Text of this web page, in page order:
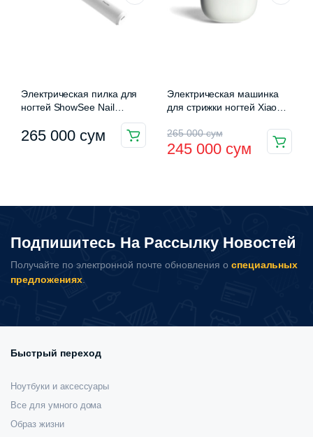
Электрическая пилка для
ногтей ShowSee Nail
265 000 сум
Электрическая машинка
для стрижки ногтей Xiaomi
Clipper (SMNC01)
265 000сум
Первоначальная
цена
265
245 000 сум
Текущая
цена:
000 сум.
Подпишитесь На Рассылку Новостей
Получайте по электронной почте обновления о специальных
предложениях.
Быстрый переход
Ноутбуки и аксессуары
Все для умного дома
Образ жизни